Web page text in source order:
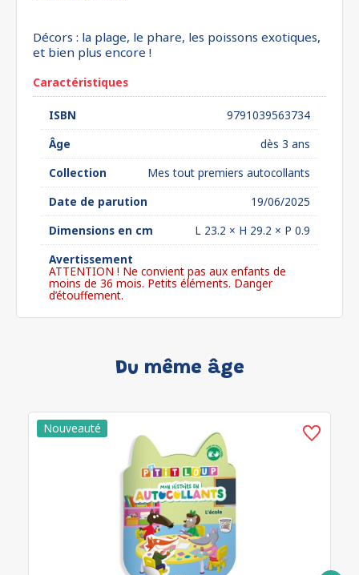
Décors : la plage, le phare, les poissons exotiques,
et bien plus encore !
Caractéristiques
ISBN
9791039563734
Âge
dès 3 ans
Collection
Mes tout premiers autocollants
Date de parution
19/06/2025
Dimensions en cm
L 23.2 × H 29.2 × P 0.9
Avertissement
ATTENTION ! Ne convient pas aux enfants de
moins de 36 mois. Petits éléments. Danger
d’étouffement.
Du même âge